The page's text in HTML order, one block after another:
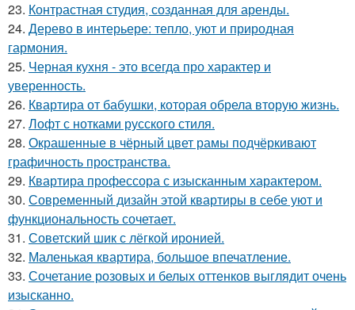
23. Контрастная студия, созданная для аренды.
24. Дерево в интерьере: тепло, уют и природная
гармония.
25. Черная кухня - это всегда про характер и
уверенность.
26. Квартира от бабушки, которая обрела вторую жизнь.
27. Лофт с нотками русского стиля.
28. Окрашенные в чёрный цвет рамы подчёркивают
графичность пространства.
29. Квартира профессора с изысканным характером.
30. Современный дизайн этой квартиры в себе уют и
функциональность сочетает.
31. Советский шик с лёгкой иронией.
32. Маленькая квартира, большое впечатление.
33. Сочетание розовых и белых оттенков выглядит очень
изысканно.